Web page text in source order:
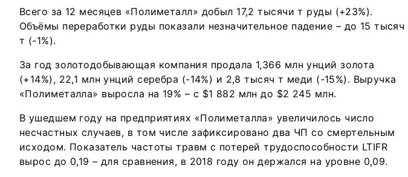
Всего за 12 месяцев «Полиметалл» добыл 17,2 тысячи т руды (+23%).
Объёмы переработки руды показали незначительное падение – до 15 тысяч
т (-1%).
За год золотодобывающая компания продала 1,366 млн унций золота
(+14%), 22,1 млн унций серебра (-14%) и 2,8 тысяч т меди (-15%). Выручка
«Полиметалла» выросла на 19% – с $1 882 млн до $2 245 млн.
В ушедшем году на предприятиях «Полиметалла» увеличилось число
несчастных случаев, в том числе зафиксировано два ЧП со смертельным
исходом. Показатель частоты травм с потерей трудоспособности LTIFR
вырос до 0,19 – для сравнения, в 2018 году он держался на уровне 0,09.